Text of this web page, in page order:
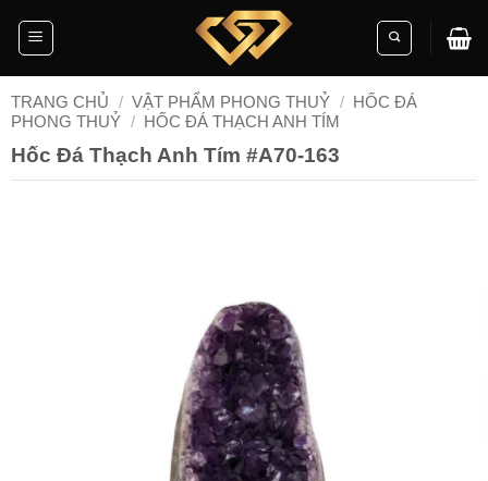
TRANG CHỦ / VẬT PHẨM PHONG THUỶ / HỐC ĐÁ
PHONG THUỶ / HỐC ĐÁ THẠCH ANH TÍM
Hốc Đá Thạch Anh Tím #A70-163